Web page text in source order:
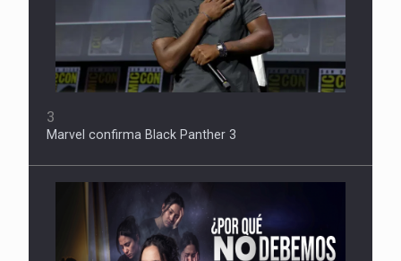
3
Marvel confirma Black Panther 3